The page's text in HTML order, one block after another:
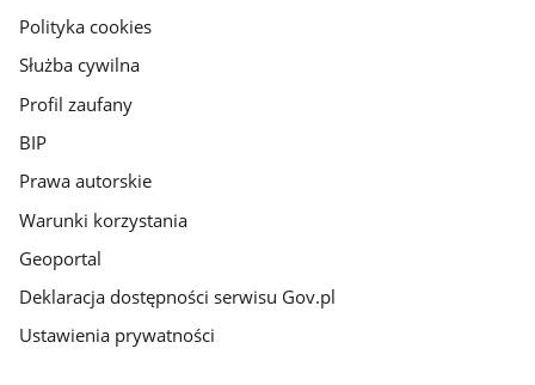
gov.pl
Polityka cookies
Służba cywilna
Profil zaufany
BIP
Prawa autorskie
Warunki korzystania
Geoportal
Deklaracja dostępności serwisu Gov.pl
Ustawienia prywatności